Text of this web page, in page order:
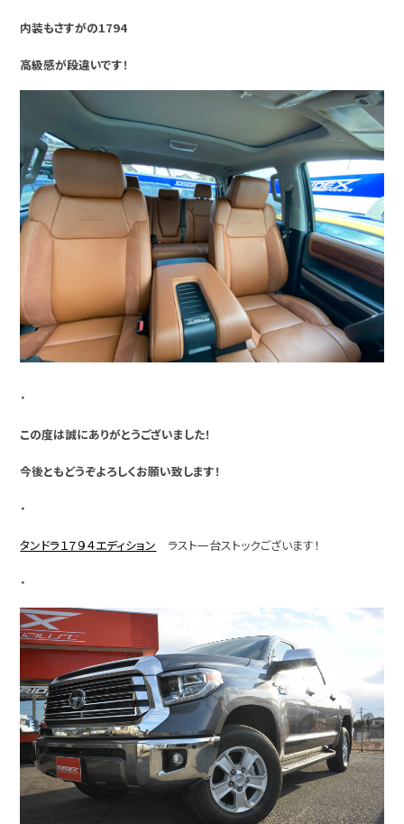
内装もさすがの1794
高級感が段違いです！
・
この度は誠にありがとうございました！
今後ともどうぞよろしくお願い致します！
・
タンドラ１７９４エディション ラスト一台ストックございます！
・